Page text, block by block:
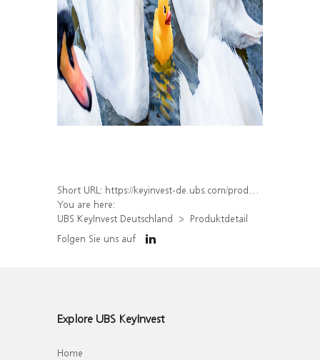
Short URL: https://keyinvest-de.ubs.com/produkt/detail/index/isin/DE000WA5AP70
You are here:
UBS KeyInvest Deutschland
Produktdetail
Folgen Sie uns auf
Explore UBS KeyInvest
Home